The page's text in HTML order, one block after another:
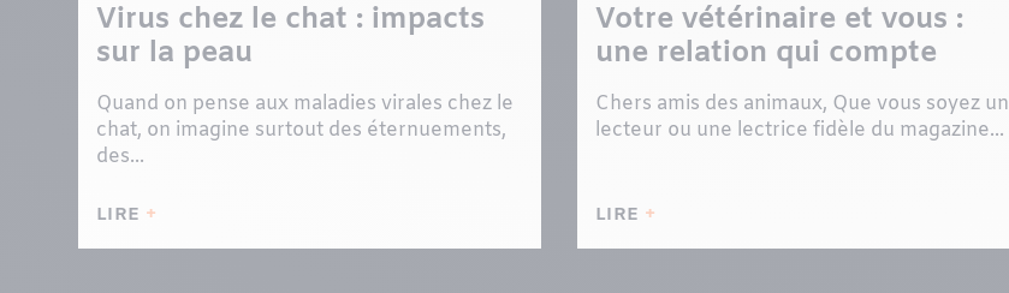
Virus chez le chat : impacts
sur la peau
Quand on pense aux maladies virales chez le
chat, on imagine surtout des éternuements,
des...
LIRE
Votre vétérinaire et vous :
une relation qui compte
Chers amis des animaux, Que vous soyez un
lecteur ou une lectrice fidèle du magazine...
LIRE